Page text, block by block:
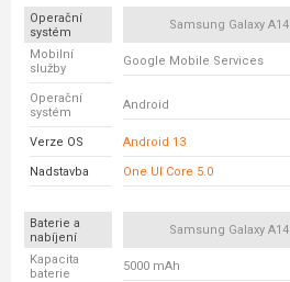
Operační
systém
Samsung Galaxy A14
Mobilní
služby
Google Mobile Services
Operační
systém
Android
Verze OS Android 13
Nadstavba One UI Core 5.0
Baterie a
nabíjení
Samsung Galaxy A14
Kapacita
baterie
5000 mAh